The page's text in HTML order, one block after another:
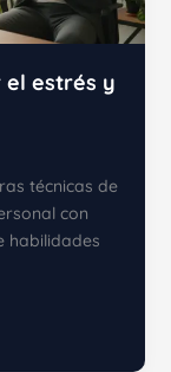
el estrés y
técnicas de
con
habilidades